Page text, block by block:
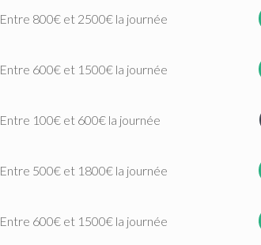
Entre 800€ et 2500€ la journée
Entre 600€ et 1500€ la journée
Entre 100€ et 600€ la journée
Entre 500€ et 1800€ la journée
Entre 600€ et 1500€ la journée